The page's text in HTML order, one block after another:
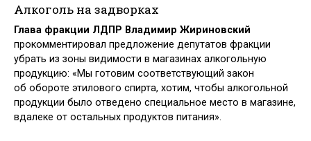
Алкоголь на задворках
Глава фракции ЛДПР Владимир Жириновский
прокомментировал предложение депутатов фракции
убрать из зоны видимости в магазинах алкогольную
продукцию: «Мы готовим соответствующий закон
об обороте этилового спирта, хотим, чтобы алкогольной
продукции было отведено специальное место в магазине,
вдалеке от остальных продуктов питания».